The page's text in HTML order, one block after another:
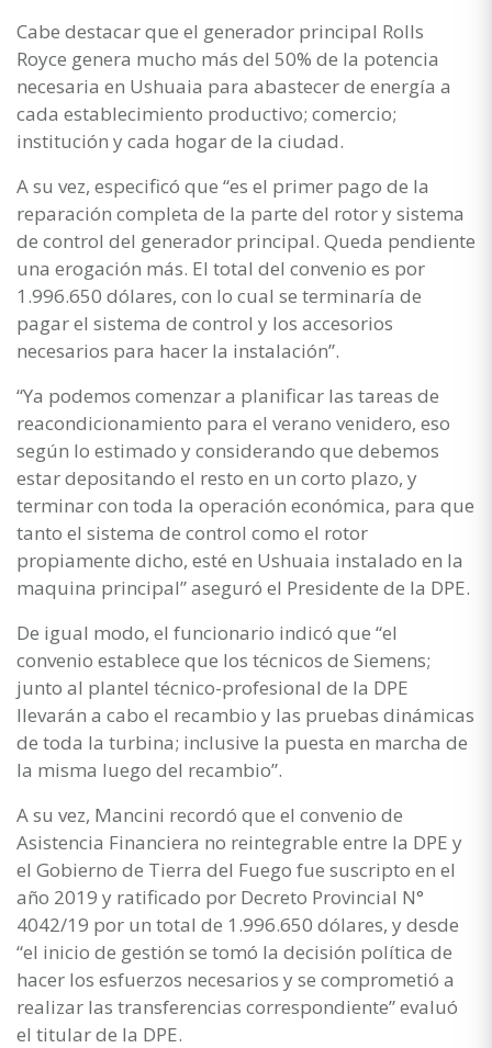
Cabe destacar que el generador principal Rolls
Royce genera mucho más del 50% de la potencia
necesaria en Ushuaia para abastecer de energía a
cada establecimiento productivo; comercio;
institución y cada hogar de la ciudad.
A su vez, especificó que “es el primer pago de la
reparación completa de la parte del rotor y sistema
de control del generador principal. Queda pendiente
una erogación más. El total del convenio es por
1.996.650 dólares, con lo cual se terminaría de
pagar el sistema de control y los accesorios
necesarios para hacer la instalación”.
“Ya podemos comenzar a planificar las tareas de
reacondicionamiento para el verano venidero, eso
según lo estimado y considerando que debemos
estar depositando el resto en un corto plazo, y
terminar con toda la operación económica, para que
tanto el sistema de control como el rotor
propiamente dicho, esté en Ushuaia instalado en la
maquina principal” aseguró el Presidente de la DPE.
De igual modo, el funcionario indicó que “el
convenio establece que los técnicos de Siemens;
junto al plantel técnico-profesional de la DPE
llevarán a cabo el recambio y las pruebas dinámicas
de toda la turbina; inclusive la puesta en marcha de
la misma luego del recambio”.
A su vez, Mancini recordó que el convenio de
Asistencia Financiera no reintegrable entre la DPE y
el Gobierno de Tierra del Fuego fue suscripto en el
año 2019 y ratificado por Decreto Provincial N°
4042/19 por un total de 1.996.650 dólares, y desde
“el inicio de gestión se tomó la decisión política de
hacer los esfuerzos necesarios y se comprometió a
realizar las transferencias correspondiente” evaluó
el titular de la DPE.